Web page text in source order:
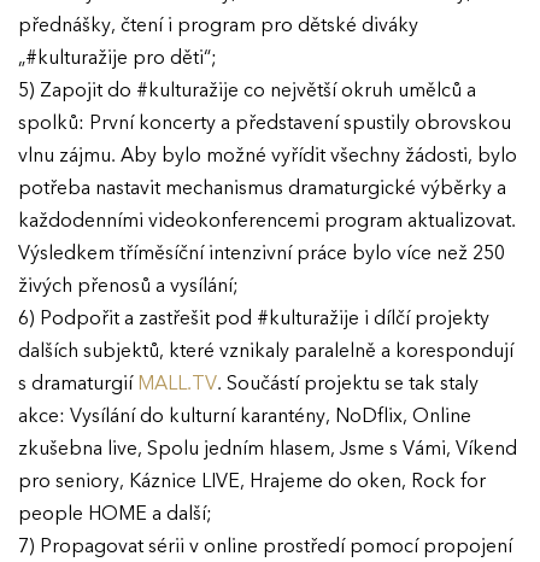
přednášky, čtení i program pro dětské diváky
„#kulturažije pro děti“;
5) Zapojit do #kulturažije co největší okruh umělců a
spolků: První koncerty a představení spustily obrovskou
vlnu zájmu. Aby bylo možné vyřídit všechny žádosti, bylo
potřeba nastavit mechanismus dramaturgické výběrky a
každodenními videokonferencemi program aktualizovat.
Výsledkem tříměsíční intenzivní práce bylo více než 250
živých přenosů a vysílání;
6) Podpořit a zastřešit pod #kulturažije i dílčí projekty
dalších subjektů, které vznikaly paralelně a korespondují
s dramaturgiíMALL.TV. Součástí projektu se tak staly
akce: Vysílání do kulturní karantény, NoDflix, Online
zkušebna live, Spolu jedním hlasem, Jsme s Vámi, Víkend
pro seniory, Káznice LIVE, Hrajeme do oken, Rock for
people HOME a další;
7) Propagovat sérii v online prostředí pomocí propojení